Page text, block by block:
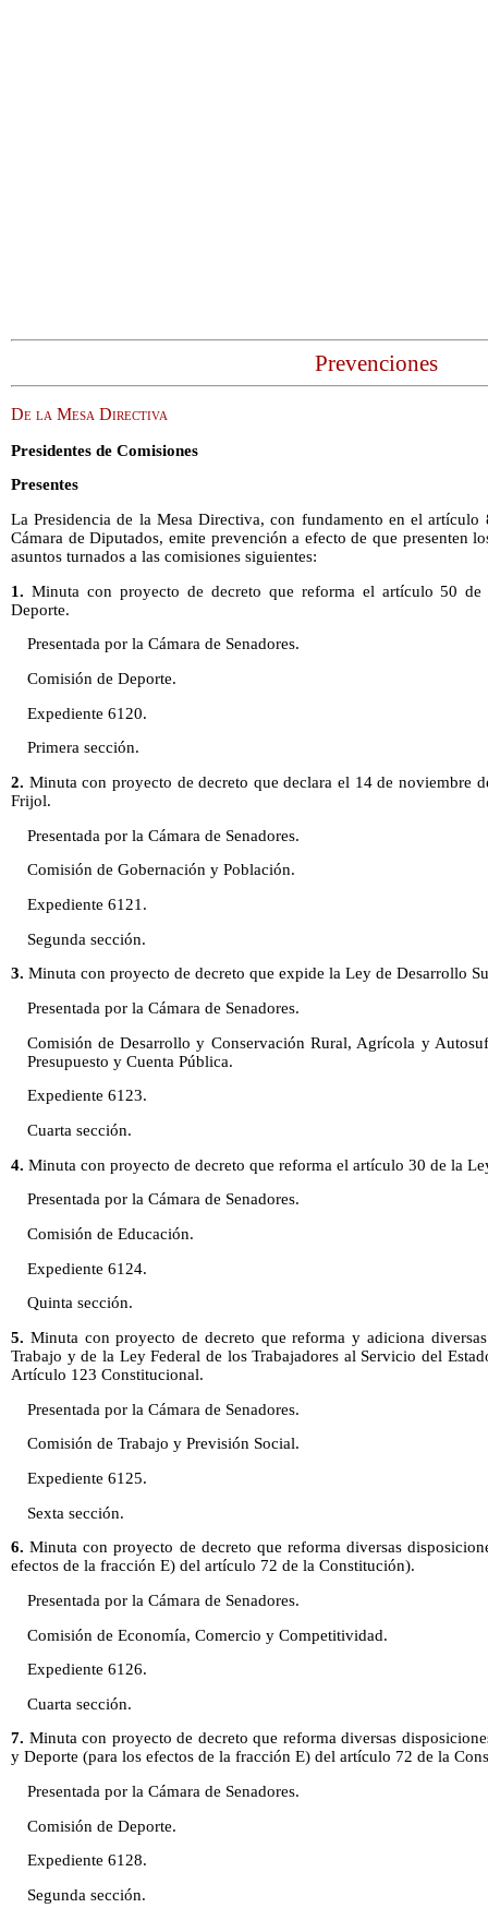
Prevenciones
De la Mesa Directiva
Presidentes de Comisiones
Presentes
La Presidencia de la Mesa Directiva, con fundamento en el
Cámara de Diputados, emite prevención a efecto de que presenten
asuntos turnados a las comisiones siguientes:
1. Minuta con proyecto de decreto que reforma el artículo 50
Deporte.
Presentada por la Cámara de Senadores.
Comisión de Deporte.
Expediente 6120.
Primera sección.
2. Minuta con proyecto de decreto que declara el 14 de noviembre
Frijol.
Presentada por la Cámara de Senadores.
Comisión de Gobernación y Población.
Expediente 6121.
Segunda sección.
3. Minuta con proyecto de decreto que expide la Ley de Desarrollo
Presentada por la Cámara de Senadores.
Comisión de Desarrollo y Conservación Rural, Agrícola y
Presupuesto y Cuenta Pública.
Expediente 6123.
Cuarta sección.
4. Minuta con proyecto de decreto que reforma el artículo 30 de la
Presentada por la Cámara de Senadores.
Comisión de Educación.
Expediente 6124.
Quinta sección.
5. Minuta con proyecto de decreto que reforma y adiciona
Trabajo y de la Ley Federal de los Trabajadores al Servicio del
Artículo 123 Constitucional.
Presentada por la Cámara de Senadores.
Comisión de Trabajo y Previsión Social.
Expediente 6125.
Sexta sección.
6. Minuta con proyecto de decreto que reforma diversas
efectos de la fracción E) del artículo 72 de la Constitución).
Presentada por la Cámara de Senadores.
Comisión de Economía, Comercio y Competitividad.
Expediente 6126.
Cuarta sección.
7. Minuta con proyecto de decreto que reforma diversas
y Deporte (para los efectos de la fracción E) del artículo 72 de la
Presentada por la Cámara de Senadores.
Comisión de Deporte.
Expediente 6128.
Segunda sección.